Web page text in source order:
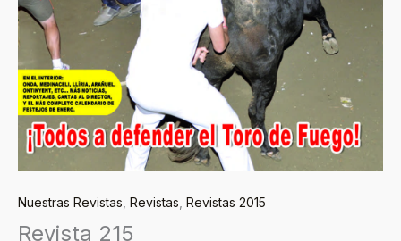
Nuestras Revistas, Revistas, Revistas 2015
Revista 215